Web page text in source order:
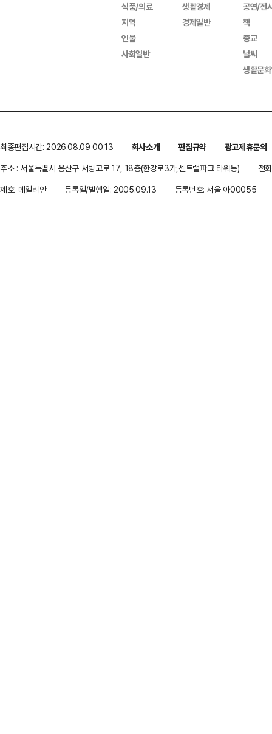
식품/의료
지역
인물
사회일반
생활경제
경제일반
공연/전
책
종교
날씨
생활문
최종편집시간: 2026.08.09 00:13 회사소개 편집규약
광고제휴문의
주소 : 서울특별시 용산구 서빙고로 17, 18층(한강로3가,센트럴파크 타워동)
전
제호: 데일리안
등록일/발행일: 2005.09.13 등록번호: 서울 아00055